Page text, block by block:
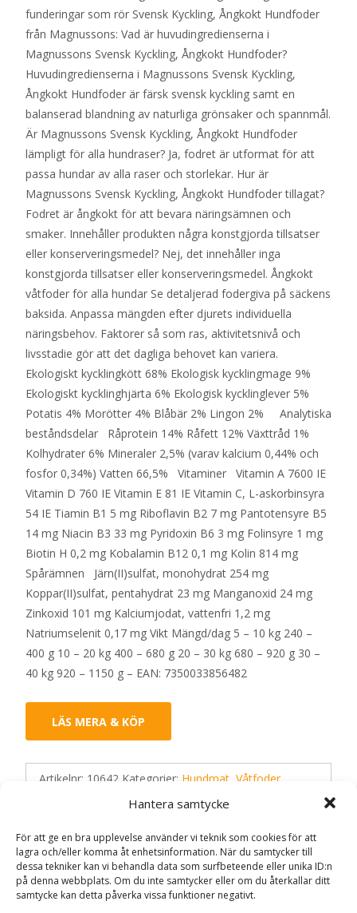
Hantera samtycke
För att ge en bra upplevelse använder vi teknik som cookies för att
lagra och/eller komma åt enhetsinformation. När du samtycker till
dessa tekniker kan vi behandla data som surfbeteende eller unika ID:n
på denna webbplats. Om du inte samtycker eller om du återkallar ditt
samtycke kan detta påverka vissa funktioner negativt.
funderingar som rör Svensk Kyckling, Ångkokt Hundfoder
från Magnussons: Vad är huvudingredienserna i
Magnussons Svensk Kyckling, Ångkokt Hundfoder?
Huvudingredienserna i Magnussons Svensk Kyckling,
Ångkokt Hundfoder är färsk svensk kyckling samt en
balanserad blandning av naturliga grönsaker och spannmål.
Är Magnussons Svensk Kyckling, Ångkokt Hundfoder
lämpligt för alla hundraser? Ja, fodret är utformat för att
passa hundar av alla raser och storlekar. Hur är
Magnussons Svensk Kyckling, Ångkokt Hundfoder tillagat?
Fodret är ångkokt för att bevara näringsämnen och
smaker. Innehåller produkten några konstgjorda tillsatser
eller konserveringsmedel? Nej, det innehåller inga
konstgjorda tillsatser eller konserveringsmedel. Ångkokt
våtfoder för alla hundar Se detaljerad fodergiva på säckens
baksida. Anpassa mängden efter djurets individuella
näringsbehov. Faktorer så som ras, aktivitetsnivå och
livsstadie gör att det dagliga behovet kan variera.
Ekologiskt kycklingkött 68% Ekologisk kycklingmage 9%
Ekologiskt kycklinghjärta 6% Ekologisk kycklinglever 5%
Potatis 4% Morötter 4% Blåbär 2% Lingon 2% Analytiska
beståndsdelar Råprotein 14% Råfett 12% Växttråd 1%
Kolhydrater 6% Mineraler 2,5% (varav kalcium 0,44% och
fosfor 0,34%) Vatten 66,5% Vitaminer Vitamin A 7600 IE
Vitamin D 760 IE Vitamin E 81 IE Vitamin C, L-askorbinsyra
54 IE Tiamin B1 5 mg Riboflavin B2 7 mg Pantotensyre B5
14 mg Niacin B3 33 mg Pyridoxin B6 3 mg Folinsyre 1 mg
Biotin H 0,2 mg Kobalamin B12 0,1 mg Kolin 814 mg
Spårämnen Järn(II)sulfat, monohydrat 254 mg
Koppar(II)sulfat, pentahydrat 23 mg Manganoxid 24 mg
Zinkoxid 101 mg Kalciumjodat, vattenfri 1,2 mg
Natriumselenit 0,17 mg Vikt Mängd/dag 5 – 10 kg 240 –
400 g 10 – 20 kg 400 – 680 g 20 – 30 kg 680 – 920 g 30 –
40 kg 920 – 1150 g – EAN: 7350033856482
LÄS MERA & KÖP
Artikelnr: 10642 Kategorier: Hundmat Våtfoder
Magnussons
Recensioner (0)